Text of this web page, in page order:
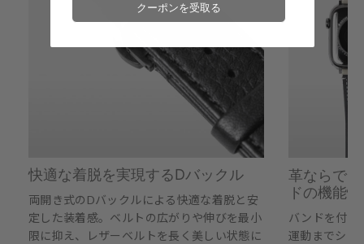
快適な着脱を実現するDバックル
両開き式のDバックルによる快適な着脱と安
定した装着感。ベルトの広がりや伸びを最小
限に抑え、レザーベルトを長く美しい状態に
革ならで
ドの機能性
バンドを付け
運動までシー
クーポンを受取る